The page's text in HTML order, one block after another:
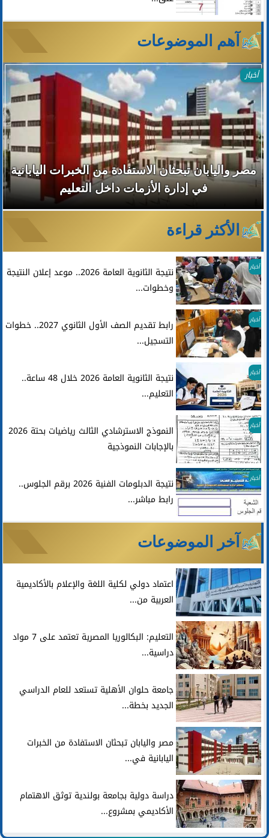
آهم الموضوعات
أخبار
مصر واليابان تبحثان الاستفادة من الخبرات اليابانية
في إدارة الأزمات داخل التعليم
الأكثر قراءة
أخبار
نتيجة الثانوية العامة 2026.. موعد إعلان النتيجة
وخطوات...
أخبار
رابط تقديم الصف الأول الثانوي 2027.. خطوات
التسجيل...
أخبار
نتيجة الثانوية العامة 2026 خلال 48 ساعة..
التعليم...
أخبار
النموذج الاسترشادي الثالث رياضيات بحتة 2026
بالإجابات النموذجية
أخبار
نتيجة الدبلومات الفنية 2026 برقم الجلوس..
رابط مباشر...
آخر الموضوعات
اعتماد دولي لكلية اللغة والإعلام بالأكاديمية
العربية من...
التعليم: البكالوريا المصرية تعتمد على 7 مواد
دراسية...
جامعة حلوان الأهلية تستعد للعام الدراسي
الجديد بخطة...
مصر واليابان تبحثان الاستفادة من الخبرات
اليابانية في...
دراسة دولية بجامعة بولندية توثق الاهتمام
الأكاديمي بمشروع...